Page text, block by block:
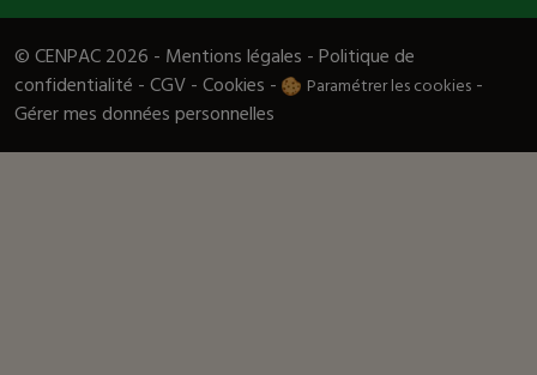
© CENPAC 2026 - Mentions légales -Politique de
confidentialité -CGV-Cookies - Paramétrer les cookies -
Gérer mes données personnelles